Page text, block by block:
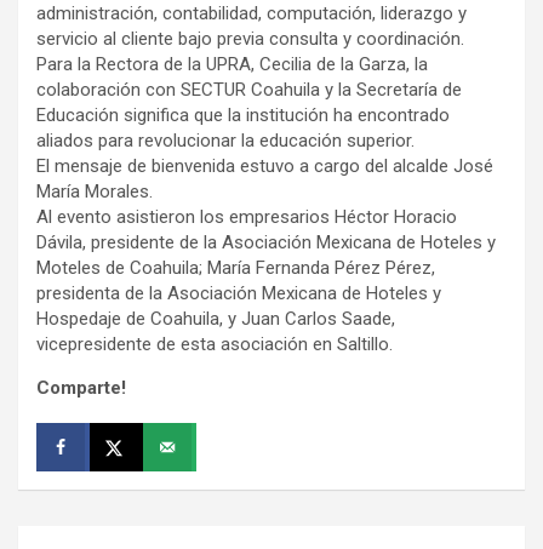
administración, contabilidad, computación, liderazgo y
servicio al cliente bajo previa consulta y coordinación.
Para la Rectora de la UPRA, Cecilia de la Garza, la
colaboración con SECTUR Coahuila y la Secretaría de
Educación significa que la institución ha encontrado
aliados para revolucionar la educación superior.
El mensaje de bienvenida estuvo a cargo del alcalde José
María Morales.
Al evento asistieron los empresarios Héctor Horacio
Dávila, presidente de la Asociación Mexicana de Hoteles y
Moteles de Coahuila; María Fernanda Pérez Pérez,
presidenta de la Asociación Mexicana de Hoteles y
Hospedaje de Coahuila, y Juan Carlos Saade,
vicepresidente de esta asociación en Saltillo.
Comparte!